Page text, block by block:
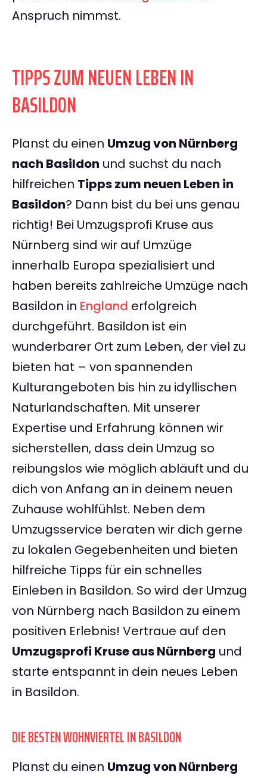
Anspruch nimmst.
TIPPS ZUM NEUEN LEBEN IN
BASILDON
Planst du einen Umzug von Nürnberg
nach Basildon und suchst du nach
hilfreichen Tipps zum neuen Leben in
Basildon? Dann bist du bei uns genau
richtig! Bei Umzugsprofi Kruse aus
Nürnberg sind wir auf Umzüge
innerhalb Europa spezialisiert und
haben bereits zahlreiche Umzüge nach
Basildon in England erfolgreich
durchgeführt. Basildon ist ein
wunderbarer Ort zum Leben, der viel zu
bieten hat – von spannenden
Kulturangeboten bis hin zu idyllischen
Naturlandschaften. Mit unserer
Expertise und Erfahrung können wir
sicherstellen, dass dein Umzug so
reibungslos wie möglich abläuft und du
dich von Anfang an in deinem neuen
Zuhause wohlfühlst. Neben dem
Umzugsservice beraten wir dich gerne
zu lokalen Gegebenheiten und bieten
hilfreiche Tipps für ein schnelles
Einleben in Basildon. So wird der Umzug
von Nürnberg nach Basildon zu einem
positiven Erlebnis! Vertraue auf den
Umzugsprofi Kruse aus Nürnberg und
starte entspannt in dein neues Leben
in Basildon.
DIE BESTEN WOHNVIERTEL IN BASILDON
Planst du einen Umzug von Nürnberg